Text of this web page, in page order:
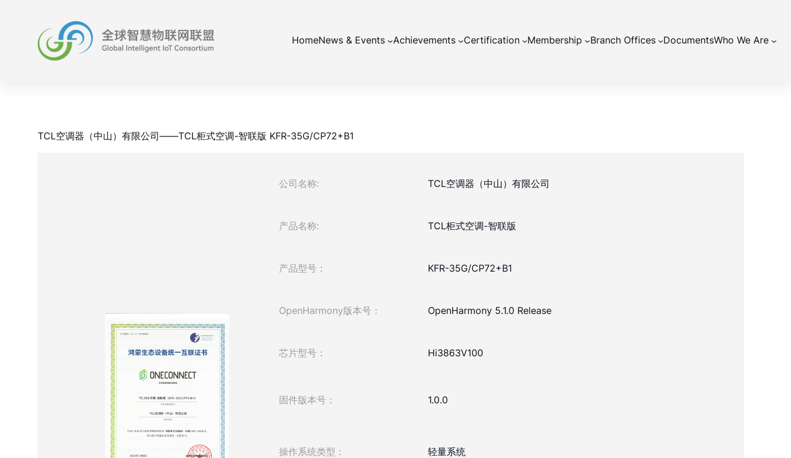
HomeNews & Events Achievements Certification Membership Branch Offices DocumentsWho We Are
TCL空调器（中山）有限公司——TCL柜式空调-智联版 KFR-35G/CP72+B1
公司名称: TCL空调器（中山）有限公司
产品名称: TCL柜式空调-智联版
产品型号： KFR-35G/CP72+B1
OpenHarmony版本号： OpenHarmony 5.1.0 Release
芯片型号： Hi3863V100
固件版本号： 1.0.0
操作系统类型： 轻量系统